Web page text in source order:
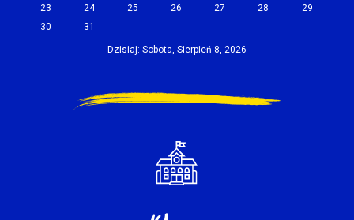
23
24 25 26 27 28
29
30
31
Dzisiaj: Sobota, Sierpień 8, 2026